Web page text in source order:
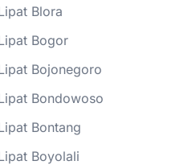
Blora
Bogor
Bojonegoro
Bondowoso
Bontang
Boyolali